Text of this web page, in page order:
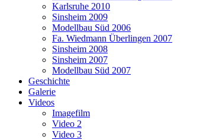
Karlsruhe 2010
Sinsheim 2009
Modellbau Süd 2006
Fa. Wiedmann Überlingen 2007
Sinsheim 2008
Sinsheim 2007
Modellbau Süd 2007
Geschichte
Galerie
Videos
Imagefilm
Video 2
Video 3